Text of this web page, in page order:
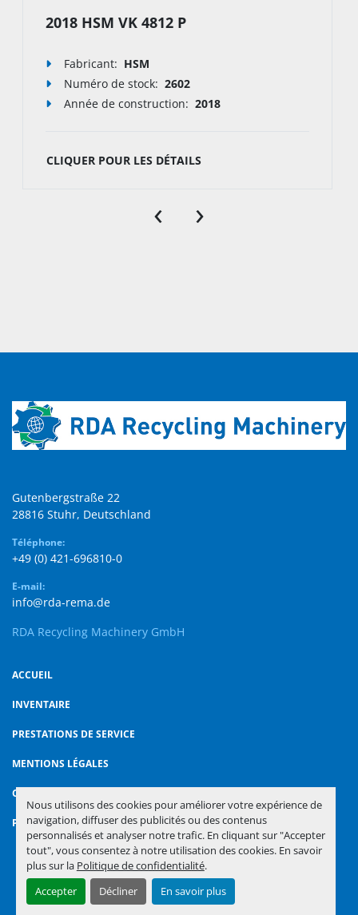
Nous utilisons des cookies pour améliorer votre expérience de
navigation, diffuser des publicités ou des contenus
personnalisés et analyser notre trafic. En cliquant sur "Accepter
tout", vous consentez à notre utilisation des cookies. En savoir
plus sur la Politique de confidentialité.
Accepter
Décliner En savoir plus
2018 HSM VK 4812 P
Fabricant: HSM
Numéro de stock: 2602
Année de construction: 2018
CLIQUER POUR LES DÉTAILS
‹ ›
Gutenbergstraße 22
28816 Stuhr, Deutschland
Téléphone:
+49 (0) 421-696810-0
E-mail:
info@rda-rema.de
RDA Recycling Machinery GmbH
ACCUEIL
INVENTAIRE
PRESTATIONS DE SERVICE
MENTIONS LÉGALES
CONTACT
POLITIQUE DE CONFIDENTIALITÉ
Gérez les cookies